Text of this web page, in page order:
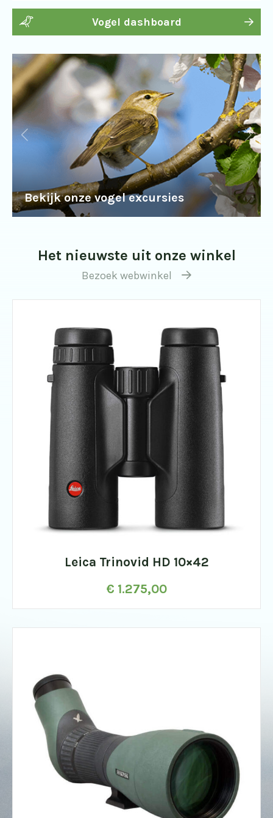
Vogel dashboard
Bekijk onze vogel excursies
Het nieuwste uit onze winkel
Bezoek webwinkel
Leica Trinovid HD 10×42
€ 1.275,00